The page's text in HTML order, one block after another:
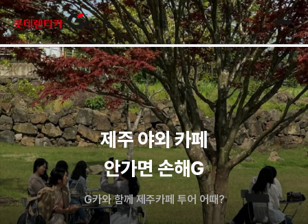
skip navigation
전체
제주 야외 카페
안가면 손해G
​​G카와 함께 제주카페 투어 어때?